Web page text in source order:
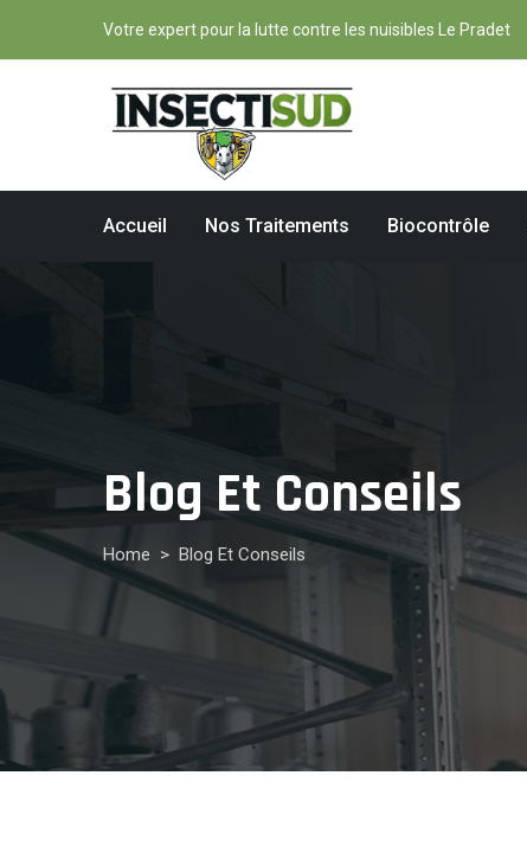
Votre expert pour la lutte contre les nuisibles Le Pradet
Accueil Nos Traitements Biocontrôle
Blog Et Conseils
Home > Blog Et Conseils